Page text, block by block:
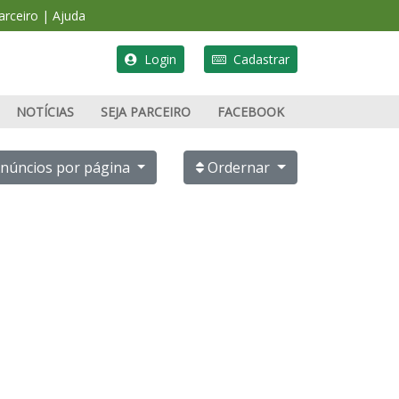
| Ajuda
Login Cadastrar
PUBLICAR ANÚNCIO
NOTÍCIAS SEJA PARCEIRO FACEBOOK
Ordernar
por página